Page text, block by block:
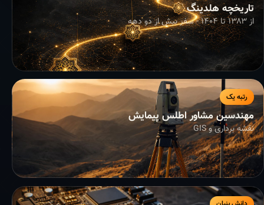
تاریخچه هلدینگ
از ۱۳۸۳ تا ۱۴۰۴ - سفر بیش از دو دهه
رتبه یک
مهندسین مشاور اطلس پیمایش
نقشه برداری و GIS